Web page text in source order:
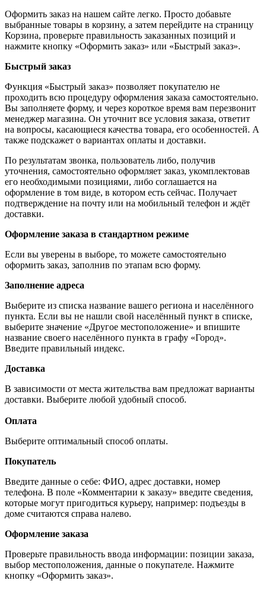
Оформить заказ на нашем сайте легко. Просто добавьте
выбранные товары в корзину, а затем перейдите на страницу
Корзина, проверьте правильность заказанных позиций и
нажмите кнопку «Оформить заказ» или «Быстрый заказ».
Быстрый заказ
Функция «Быстрый заказ» позволяет покупателю не
проходить всю процедуру оформления заказа самостоятельно.
Вы заполняете форму, и через короткое время вам перезвонит
менеджер магазина. Он уточнит все условия заказа, ответит
на вопросы, касающиеся качества товара, его особенностей. А
также подскажет о вариантах оплаты и доставки.
По результатам звонка, пользователь либо, получив
уточнения, самостоятельно оформляет заказ, укомплектовав
его необходимыми позициями, либо соглашается на
оформление в том виде, в котором есть сейчас. Получает
подтверждение на почту или на мобильный телефон и ждёт
доставки.
Оформление заказа в стандартном режиме
Если вы уверены в выборе, то можете самостоятельно
оформить заказ, заполнив по этапам всю форму.
Заполнение адреса
Выберите из списка название вашего региона и населённого
пункта. Если вы не нашли свой населённый пункт в списке,
выберите значение «Другое местоположение» и впишите
название своего населённого пункта в графу «Город».
Введите правильный индекс.
Доставка
В зависимости от места жительства вам предложат варианты
доставки. Выберите любой удобный способ.
Оплата
Выберите оптимальный способ оплаты.
Покупатель
Введите данные о себе: ФИО, адрес доставки, номер
телефона. В поле «Комментарии к заказу» введите сведения,
которые могут пригодиться курьеру, например: подъезды в
доме считаются справа налево.
Оформление заказа
Проверьте правильность ввода информации: позиции заказа,
выбор местоположения, данные о покупателе. Нажмите
кнопку «Оформить заказ».